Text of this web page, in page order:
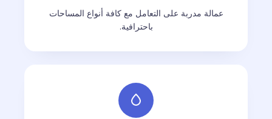
عمالة مدربة على التعامل مع كافة أنواع المساحات
باحترافية.